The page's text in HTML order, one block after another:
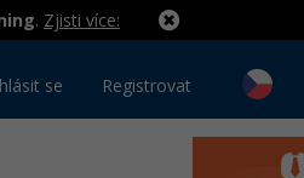
. Zjisti více:
se Registrovat